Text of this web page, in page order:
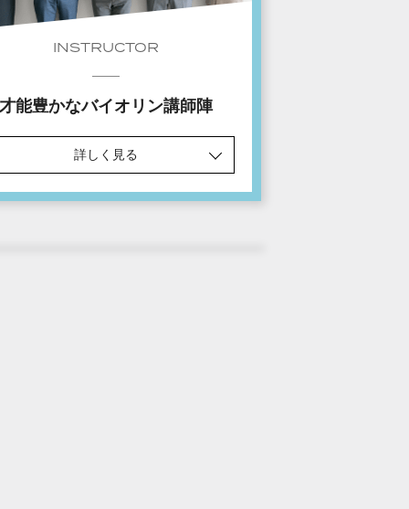
INSTRUCTOR
才能豊かなバイオリン講師陣
詳しく見る